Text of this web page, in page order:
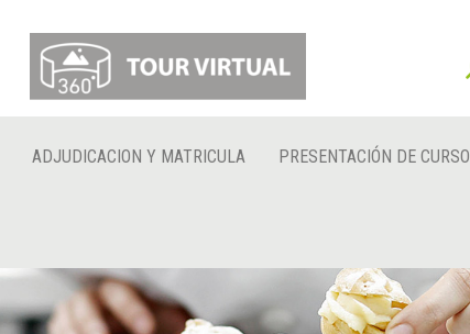
ADJUDICACION Y MATRICULA PRESENTACIÓN DE CURSO